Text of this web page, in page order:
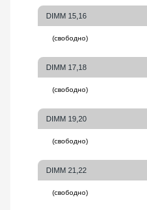
DIMM 15,16
DIMM 17,18
DIMM 19,20
DIMM 21,22